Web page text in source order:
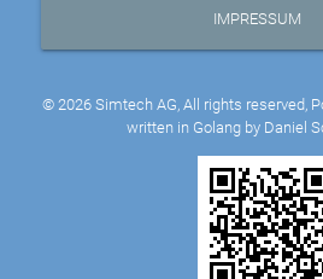
IMPRESSUM
© 2026 Simtech AG, All rights reserved,
written in Golang by Daniel